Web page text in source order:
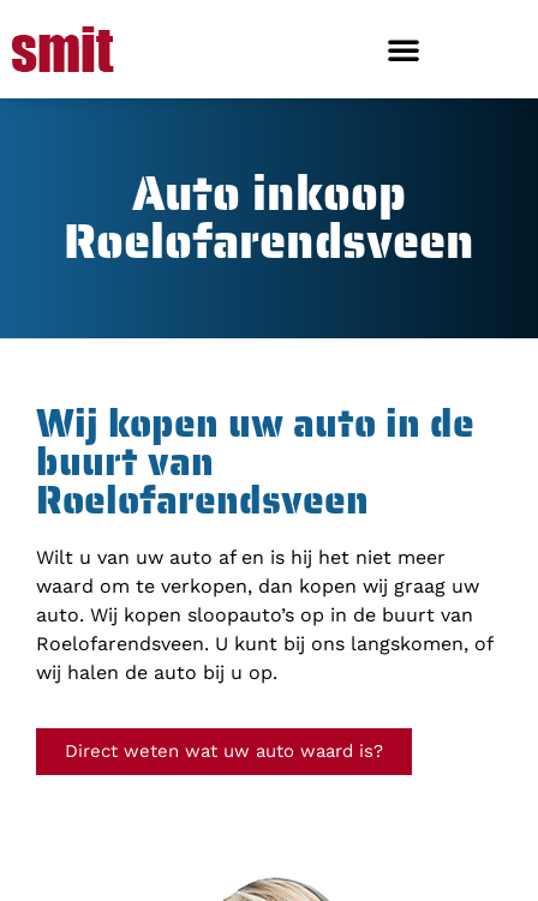
Auto inkoop
Roelofarendsveen
Wij kopen uw auto in de
buurt van
Roelofarendsveen
Wilt u van uw auto af en is hij het niet meer
waard om te verkopen, dan kopen wij graag uw
auto. Wij kopen sloopauto’s op in de buurt van
Roelofarendsveen. U kunt bij ons langskomen, of
wij halen de auto bij u op.
Direct weten wat uw auto waard is?